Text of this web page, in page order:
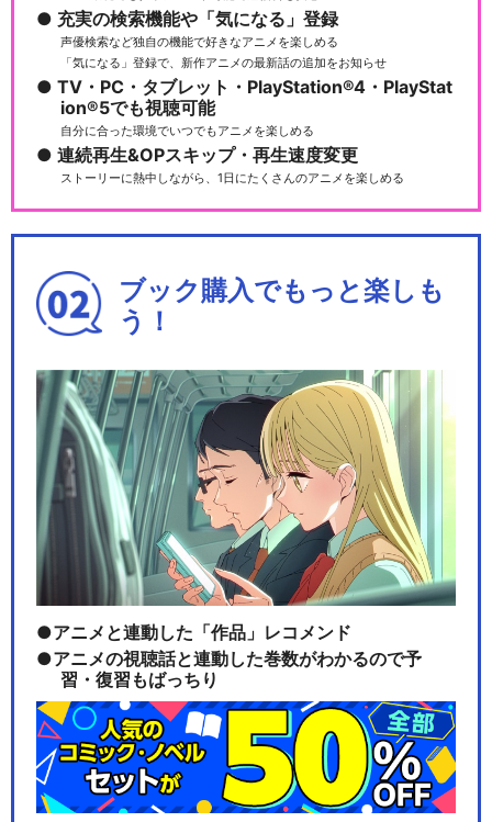
Paradox Live 2MAN SHOW
…
Paradox Live 2MAN SHOW
…
Paradox Live 2MAN SHOW
…
Paradox Live 2MAN SHOW
…
Paradox Live 2MAN SHOW
…
…
充実の検索機能や「気になる」登録
声優検索など独自の機能で好きなアニメを楽しめる
「気になる」登録で、新作アニメの最新話の追加をお知らせ
TV・PC・タブレット・PlayStation®4・PlayStat
ion®5でも視聴可能
自分に合った環境でいつでもアニメを楽しめる
連続再生&OPスキップ・再生速度変更
ストーリーに熱中しながら、1日にたくさんのアニメを楽しめる
ブック購入でもっと楽しも
う！
アニメと連動した「作品」レコメンド
アニメの視聴話と連動した巻数がわかるので予
習・復習もばっちり